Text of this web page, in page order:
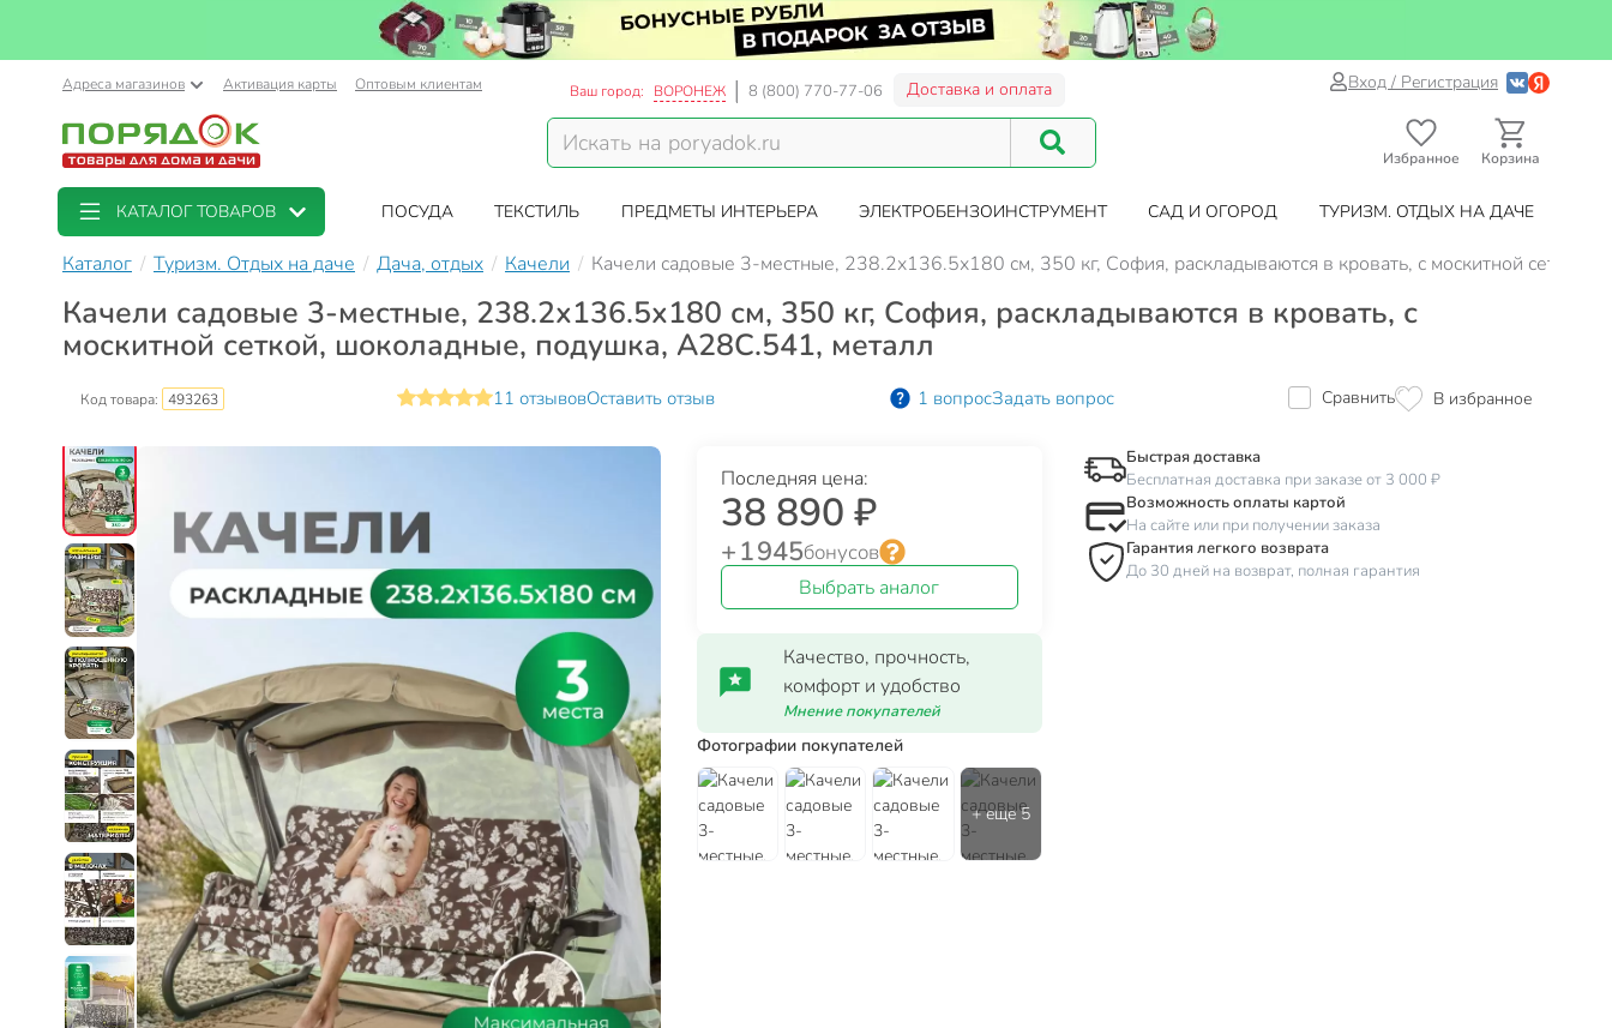
Адреса магазинов Активация карты Оптовым клиентам Ваш город: ВОРОНЕЖ 8 (800) 770-77-06 Доставка и оплата Вход / Регистрация
Избранное Корзина
КАТАЛОГ ТОВАРОВ ПОСУДА ТЕКСТИЛЬ ПРЕДМЕТЫ ИНТЕРЬЕРА ЭЛЕКТРОБЕНЗОИНСТРУМЕНТ САД И ОГОРОД ТУРИЗМ. ОТДЫХ НА ДАЧЕ
Каталог Туризм. Отдых на даче Дача, отдых Качели Качели садовые 3-местные, 238.2х136.5х180 см, 350 кг, София, раскладываются в кровать, с москитной
Качели садовые 3-местные, 238.2х136.5х180 см, 350 кг, София, раскладываются в кровать, с
москитной сеткой, шоколадные, подушка, A28C.541, металл
Код товара: 493263 11 отзывовОставить отзыв 1 вопросЗадать вопрос Сравнить В избранное
Последняя цена:
38 890 ₽
+ 1 945бонусов
Выбрать аналог
Качество, прочность,
комфорт и удобство
Мнение покупателей
Фотографии покупателей
Быстрая доставка
Бесплатная доставка при заказе от 3 000 ₽
Возможность оплаты картой
На сайте или при получении заказа
Гарантия легкого возврата
До 30 дней на возврат, полная гарантия